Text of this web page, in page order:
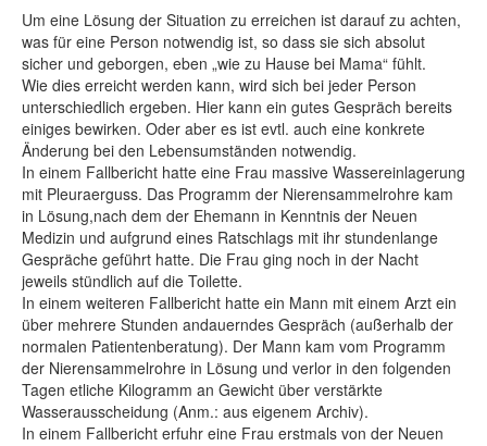
Um eine Lösung der Situation zu erreichen ist darauf zu achten,
was für eine Person notwendig ist, so dass sie sich absolut
sicher und geborgen, eben „wie zu Hause bei Mama“ fühlt.
Wie dies erreicht werden kann, wird sich bei jeder Person
unterschiedlich ergeben. Hier kann ein gutes Gespräch bereits
einiges bewirken. Oder aber es ist evtl. auch eine konkrete
Änderung bei den Lebensumständen notwendig.
In einem Fallbericht hatte eine Frau massive Wassereinlagerung
mit Pleuraerguss. Das Programm der Nierensammelrohre kam
in Lösung,nach dem der Ehemann in Kenntnis der Neuen
Medizin und aufgrund eines Ratschlags mit ihr stundenlange
Gespräche geführt hatte. Die Frau ging noch in der Nacht
jeweils stündlich auf die Toilette.
In einem weiteren Fallbericht hatte ein Mann mit einem Arzt ein
über mehrere Stunden andauerndes Gespräch (außerhalb der
normalen Patientenberatung). Der Mann kam vom Programm
der Nierensammelrohre in Lösung und verlor in den folgenden
Tagen etliche Kilogramm an Gewicht über verstärkte
Wasserausscheidung (Anm.: aus eigenem Archiv).
In einem Fallbericht erfuhr eine Frau erstmals von der Neuen